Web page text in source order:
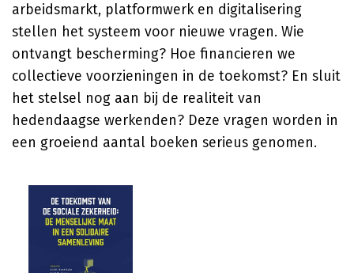
arbeidsmarkt, platformwerk en digitalisering
stellen het systeem voor nieuwe vragen. Wie
ontvangt bescherming? Hoe financieren we
collectieve voorzieningen in de toekomst? En sluit
het stelsel nog aan bij de realiteit van
hedendaagse werkenden? Deze vragen worden in
een groeiend aantal boeken serieus genomen.